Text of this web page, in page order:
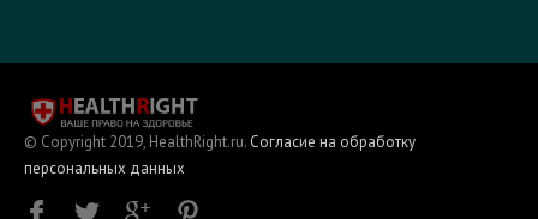
© Copyright 2019, HealthRight.ru. Согласие на обработку
персональных данных